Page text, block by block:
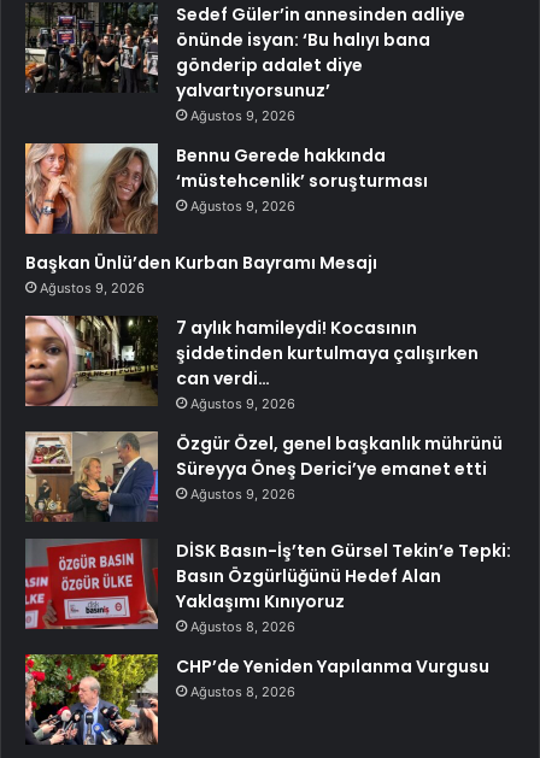
Sedef Güler’in annesinden adliye
önünde isyan: ‘Bu halıyı bana
gönderip adalet diye
yalvartıyorsunuz’
Ağustos 9, 2026
Bennu Gerede hakkında
‘müstehcenlik’ soruşturması
Ağustos 9, 2026
Başkan Ünlü’den Kurban Bayramı Mesajı
Ağustos 9, 2026
7 aylık hamileydi! Kocasının
şiddetinden kurtulmaya çalışırken
can verdi…
Ağustos 9, 2026
Özgür Özel, genel başkanlık mührünü
Süreyya Öneş Derici’ye emanet etti
Ağustos 9, 2026
DİSK Basın-İş’ten Gürsel Tekin’e Tepki:
Basın Özgürlüğünü Hedef Alan
Yaklaşımı Kınıyoruz
Ağustos 8, 2026
CHP’de Yeniden Yapılanma Vurgusu
Ağustos 8, 2026